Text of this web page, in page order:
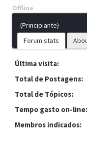
Offline
(Principiante)
Forum stats
Última visita:
Total de Postagens:
Total de Tópicos:
Tempo gasto on-line:
Membros indicados: